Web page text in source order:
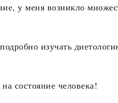
у меня возникло
изучать
состояние человека!